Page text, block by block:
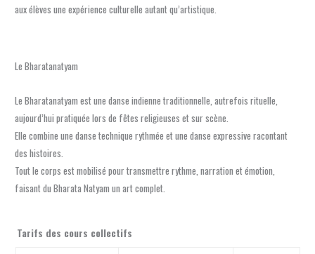
aux élèves une expérience culturelle autant qu’artistique.
Le Bharatanatyam
Le Bharatanatyam est une danse indienne traditionnelle, autrefois rituelle,
aujourd’hui pratiquée lors de fêtes religieuses et sur scène.
Elle combine une danse technique rythmée et une danse expressive racontant
des histoires.
Tout le corps est mobilisé pour transmettre rythme, narration et émotion,
faisant du Bharata Natyam un art complet.
Tarifs des cours collectifs